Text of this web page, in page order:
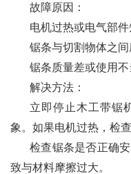
故障原因：
电机过热或电气部件
锯条与切割物体之间
锯条质量差或使用不
解决方法：
立即停止木工带锯
象。如果电机过热，检
检查锯条是否正确
致与材料摩擦过大。